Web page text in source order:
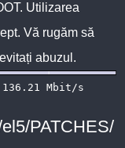
. Utilizarea
Vă rugăm să
abuzul.
PATCHES/